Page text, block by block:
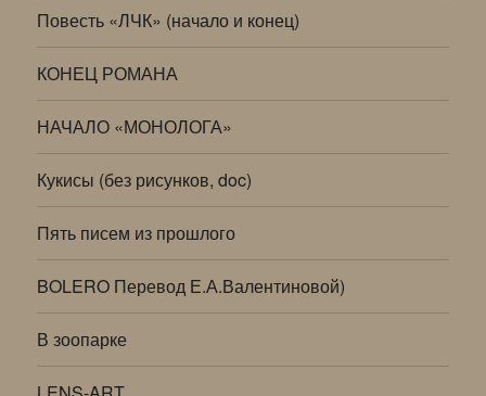
Повесть «ЛЧК» (начало и конец)
КОНЕЦ РОМАНА
НАЧАЛО «МОНОЛОГА»
Кукисы (без рисунков, doc)
Пять писем из прошлого
BOLERO Перевод Е.А.Валентиновой)
В зоопарке